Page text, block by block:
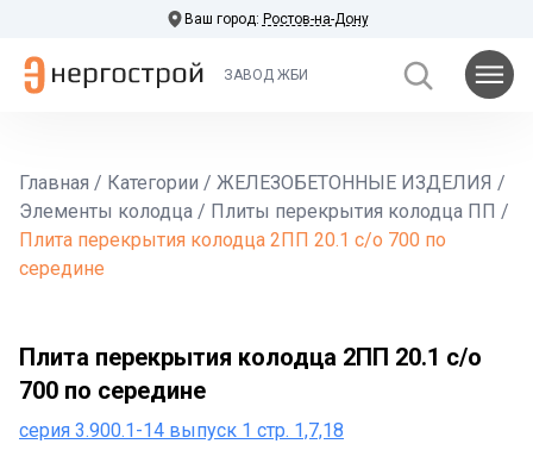
Ваш город: Ростов-на-Дону
ЗАВОД ЖБИ
Главная / Категории / ЖЕЛЕЗОБЕТОННЫЕ ИЗДЕЛИЯ /
Элементы колодца / Плиты перекрытия колодца ПП /
Плита перекрытия колодца 2ПП 20.1 с/о 700 по
середине
Плита перекрытия колодца 2ПП 20.1 с/о
700 по середине
серия 3.900.1-14 выпуск 1 стр. 1,7,18